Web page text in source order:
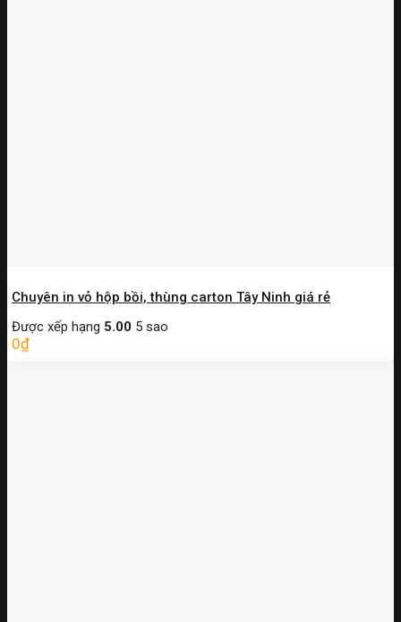
Chuyên in vỏ hộp bồi, thùng carton Tây Ninh giá rẻ
Được xếp hạng 5.00 5 sao
0₫